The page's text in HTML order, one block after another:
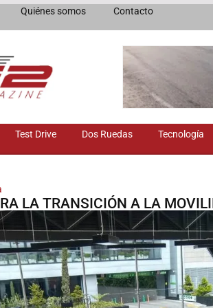
Quiénes somos Contacto
Test Drive Dos Ruedas Tecnología
LA TRANSICIÓN A LA